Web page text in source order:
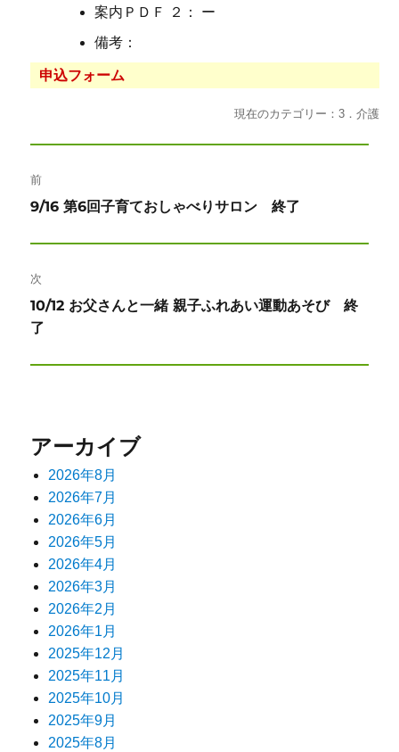
案内ＰＤＦ ２： ー
備考：
申込フォーム
現在のカテゴリー：3．介護
稿
ゲ
ー
シ
ン
前
前
稿:
9/16 第6回子育ておしゃべりサロン 終了
次
次
の
10/12 お父さんと一緒 親子ふれあい運動あそび 終
了
アーカイブ
2026年8月
2026年7月
2026年6月
2026年5月
2026年4月
2026年3月
2026年2月
2026年1月
2025年12月
2025年11月
2025年10月
2025年9月
2025年8月